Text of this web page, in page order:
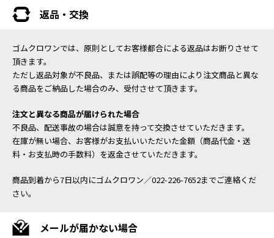
返品・交換
ゴムクロワンでは、原則としてお客様都合による返品はお断りさせて
頂きます。
ただし返品対象が不良品、または誤配等の理由により注文商品と異な
る商品をご納品した場合のみ、受付させて頂きます。
注文と異なる商品が届けられた場合
不良品、配送事故の場合は誠意を持って交換させていただきます。
在庫が無い場合、お客様がお支払いいただいた金額（商品代金・送
料・お支払時の手数料）を返金させていただきます。
商品到着から7日以内にゴムクロワン／022-226-7652までご連絡くだ
さい。
メールが届かない場合